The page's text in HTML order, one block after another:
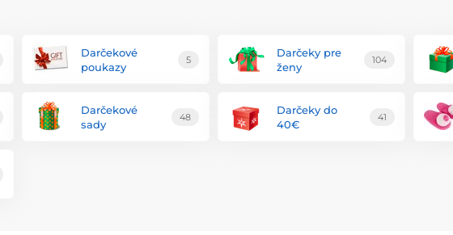
Darčekové
poukazy
5
Darčeky pre
ženy
104
Darčekové
sady
48
Darčeky do
40€
41